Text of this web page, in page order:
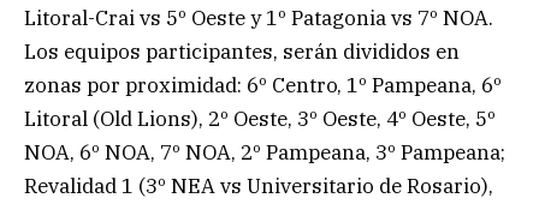
Litoral-Crai vs 5º Oeste y 1º Patagonia vs 7º NOA.
Los equipos participantes, serán divididos en
zonas por proximidad: 6º Centro, 1º Pampeana, 6º
Litoral (Old Lions), 2º Oeste, 3º Oeste, 4º Oeste, 5º
NOA, 6º NOA, 7º NOA, 2º Pampeana, 3º Pampeana;
Revalidad 1 (3º NEA vs Universitario de Rosario),